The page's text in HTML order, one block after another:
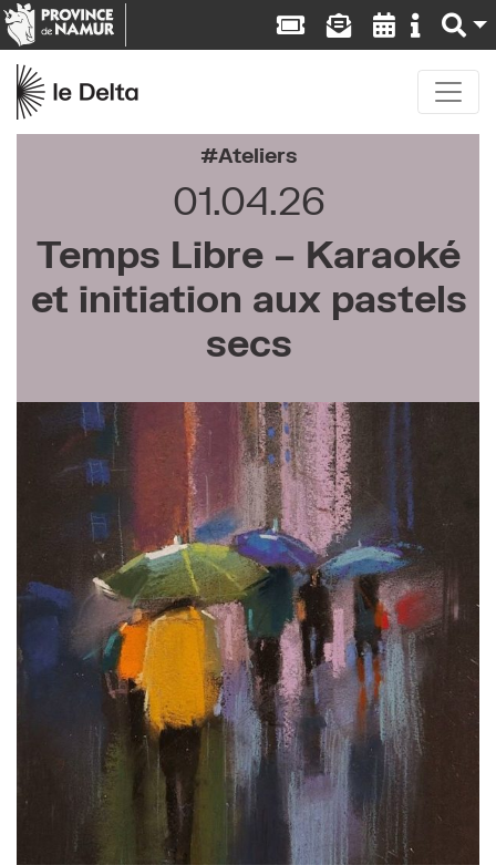
Ateliers
01.04.26
Temps Libre – Karaoké
et initiation aux pastels
secs